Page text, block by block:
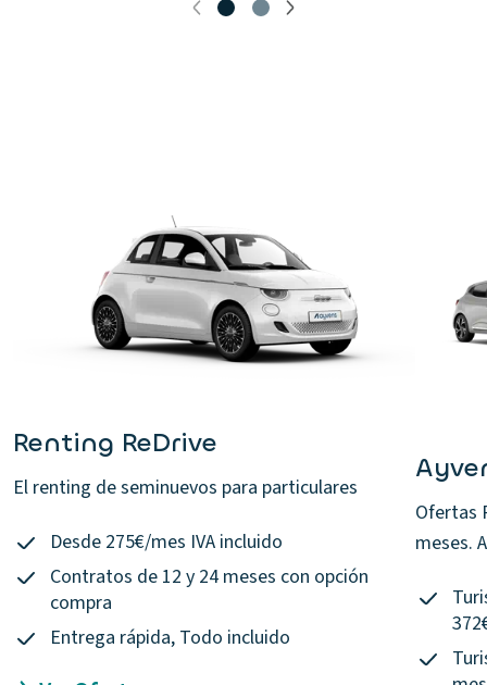
Renting ReDrive
El renting de seminuevos para particulares
Desde 275€/mes IVA incluido
Contratos de 12 y 24 meses con opción
compra
Entrega rápida, Todo incluido
Ofertas
meses.